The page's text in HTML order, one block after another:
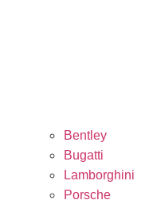
Bentley
Bugatti
Lamborghini
Porsche